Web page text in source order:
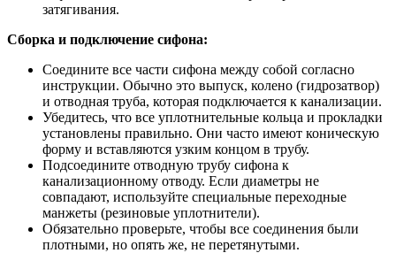
затягивания.
Сборка и подключение сифона:
Соедините все части сифона между собой согласно
инструкции. Обычно это выпуск, колено (гидрозатвор)
и отводная труба, которая подключается к канализации.
Убедитесь, что все уплотнительные кольца и прокладки
установлены правильно. Они часто имеют коническую
форму и вставляются узким концом в трубу.
Подсоедините отводную трубу сифона к
канализационному отводу. Если диаметры не
совпадают, используйте специальные переходные
манжеты (резиновые уплотнители).
Обязательно проверьте, чтобы все соединения были
плотными, но опять же, не перетянутыми.